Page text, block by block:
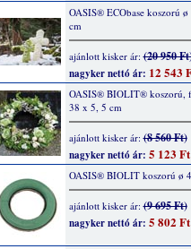
OASIS® ECObase koszorú
cm
ajánlott kisker ár:(20 950
nagyker nettó ár: 12 543
OASIS® BIOLIT® koszorú,
38 x 5, 5 cm
ajánlott kisker ár:(8 560 Ft)
nagyker nettó ár: 5 123 Ft
OASIS® BIOLIT koszorú ø
ajánlott kisker ár:(9 695 Ft)
nagyker nettó ár: 5 802 Ft